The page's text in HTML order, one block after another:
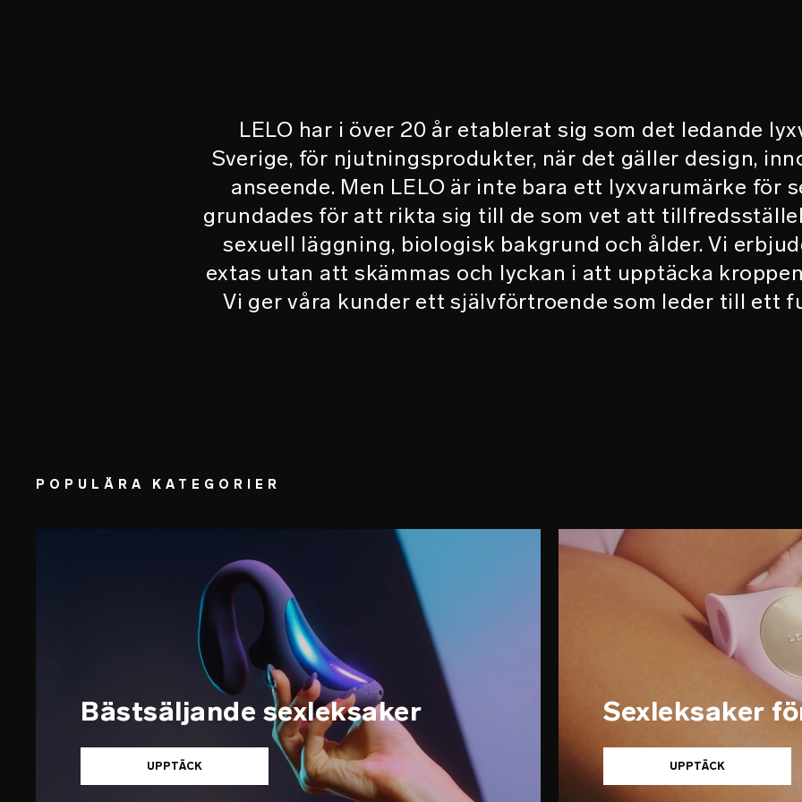
LELO har i över 20 år etablerat sig som det ledande
Sverige, för njutningsprodukter, när det gäller design,
anseende. Men LELO är inte bara ett lyxvarumärke för
grundades för att rikta sig till de som vet att
sexuell läggning, biologisk bakgrund och ålder. Vi
extas utan att skämmas och lyckan i att upptäcka
Vi ger våra kunder ett självförtroende som leder till ett
POPULÄRA KATEGORIER
Bästsäljande sexleksaker
UPPTÄCK
Sexleksaker
UPPTÄCK